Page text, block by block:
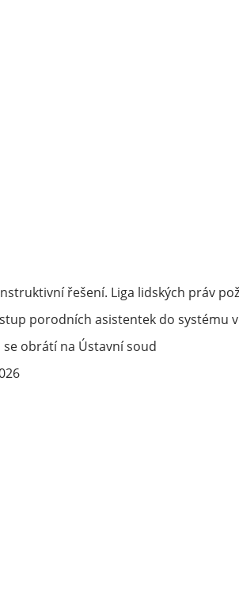
řešení. Liga lidských práv
porodních asistentek do systému
obrátí na Ústavní soud